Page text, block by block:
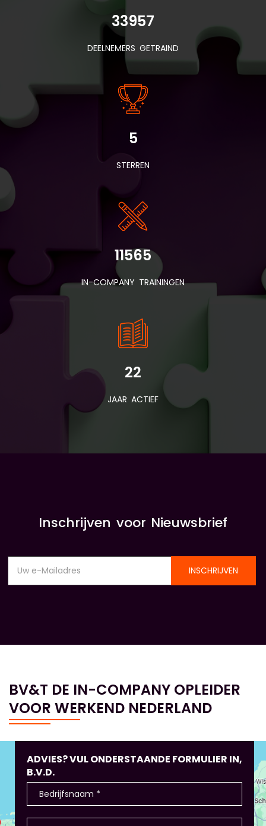
33957
DEELNEMERS GETRAIND
5
STERREN
11565
IN-COMPANY TRAININGEN
22
JAAR ACTIEF
Inschrijven voor Nieuwsbrief
INSCHRIJVEN
BV&T DE IN-COMPANY OPLEIDER
VOOR WERKEND NEDERLAND
ADVIES? VUL ONDERSTAANDE FORMULIER IN,
B.V.D.